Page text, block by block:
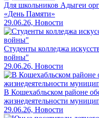
Для школьников Адыгеи
«День Памяти»
29.06.26, Новости
Студенты колледжа
войны"
29.06.26, Новости
В Кошехабльском районе
жизнедеятельности
29.06.26, Новости